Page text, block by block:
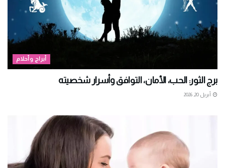
أبراج وأحلام
برج الثور: الحب، الأمان، التوافق وأسرار شخصيته
أبريل 20, 2026